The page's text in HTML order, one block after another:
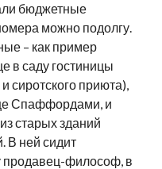
бюджетные
можно подолгу.
– как пример
в саду гостиницы
сиротского приюта),
Спаффордами, и
старых зданий
В ней сидит
продавец-философ, в